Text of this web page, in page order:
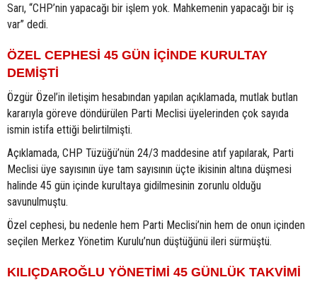
Sarı, “CHP’nin yapacağı bir işlem yok. Mahkemenin yapacağı bir iş
var” dedi.
ÖZEL CEPHESİ 45 GÜN İÇİNDE KURULTAY
DEMİŞTİ
Özgür Özel’in iletişim hesabından yapılan açıklamada, mutlak butlan
kararıyla göreve döndürülen Parti Meclisi üyelerinden çok sayıda
ismin istifa ettiği belirtilmişti.
Açıklamada, CHP Tüzüğü’nün 24/3 maddesine atıf yapılarak, Parti
Meclisi üye sayısının üye tam sayısının üçte ikisinin altına düşmesi
halinde 45 gün içinde kurultaya gidilmesinin zorunlu olduğu
savunulmuştu.
Özel cephesi, bu nedenle hem Parti Meclisi’nin hem de onun içinden
seçilen Merkez Yönetim Kurulu’nun düştüğünü ileri sürmüştü.
KILIÇDAROĞLU YÖNETİMİ 45 GÜNLÜK TAKVİMİ